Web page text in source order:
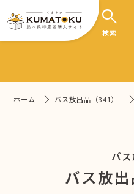
search
検索
ホーム バス放出品（341）
バ
バス放出